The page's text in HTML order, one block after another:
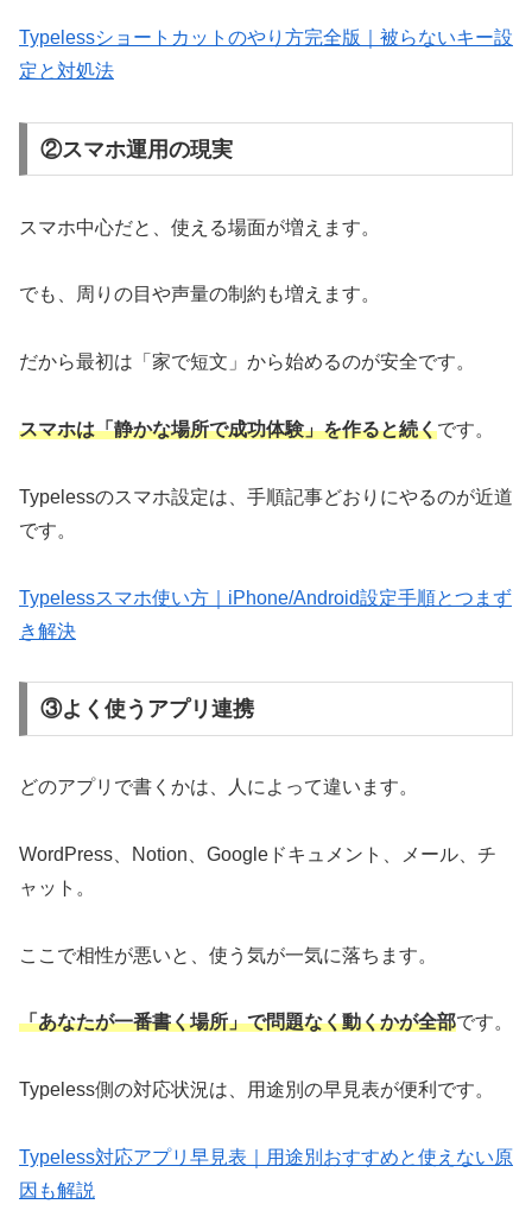
Typelessショートカットのやり方完全版｜被らないキー設
定と対処法
②スマホ運用の現実
スマホ中心だと、使える場面が増えます。
でも、周りの目や声量の制約も増えます。
だから最初は「家で短文」から始めるのが安全です。
スマホは「静かな場所で成功体験」を作ると続くです。
Typelessのスマホ設定は、手順記事どおりにやるのが近道
です。
Typelessスマホ使い方｜iPhone/Android設定手順とつまず
き解決
③よく使うアプリ連携
どのアプリで書くかは、人によって違います。
WordPress、Notion、Googleドキュメント、メール、チ
ャット。
ここで相性が悪いと、使う気が一気に落ちます。
「あなたが一番書く場所」で問題なく動くかが全部です。
Typeless側の対応状況は、用途別の早見表が便利です。
Typeless対応アプリ早見表｜用途別おすすめと使えない原
因も解説